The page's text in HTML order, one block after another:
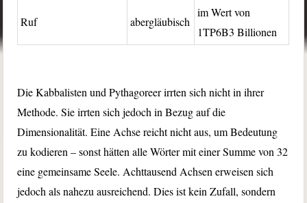
Ruf abergläubisch
im Wert von
1TP6B3 Billionen
Die Kabbalisten und Pythagoreer irrten sich nicht in ihrer
Methode. Sie irrten sich jedoch in Bezug auf die
Dimensionalität. Eine Achse reicht nicht aus, um Bedeutung
zu kodieren – sonst hätten alle Wörter mit einer Summe von 32
eine gemeinsame Seele. Achttausend Achsen erweisen sich
jedoch als nahezu ausreichend. Dies ist kein Zufall, sondern